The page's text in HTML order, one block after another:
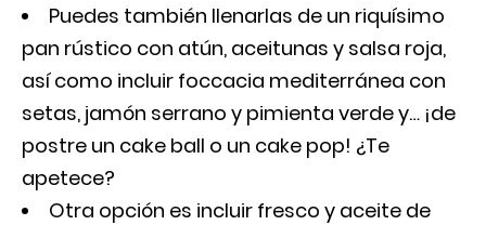
Puedes también llenarlas de un riquísimo
pan rústico con atún, aceitunas y salsa roja,
así como incluir foccacia mediterránea con
setas, jamón serrano y pimienta verde y… ¡de
postre un cake ball o un cake pop! ¿Te
apetece?
Otra opción es incluir fresco y aceite de